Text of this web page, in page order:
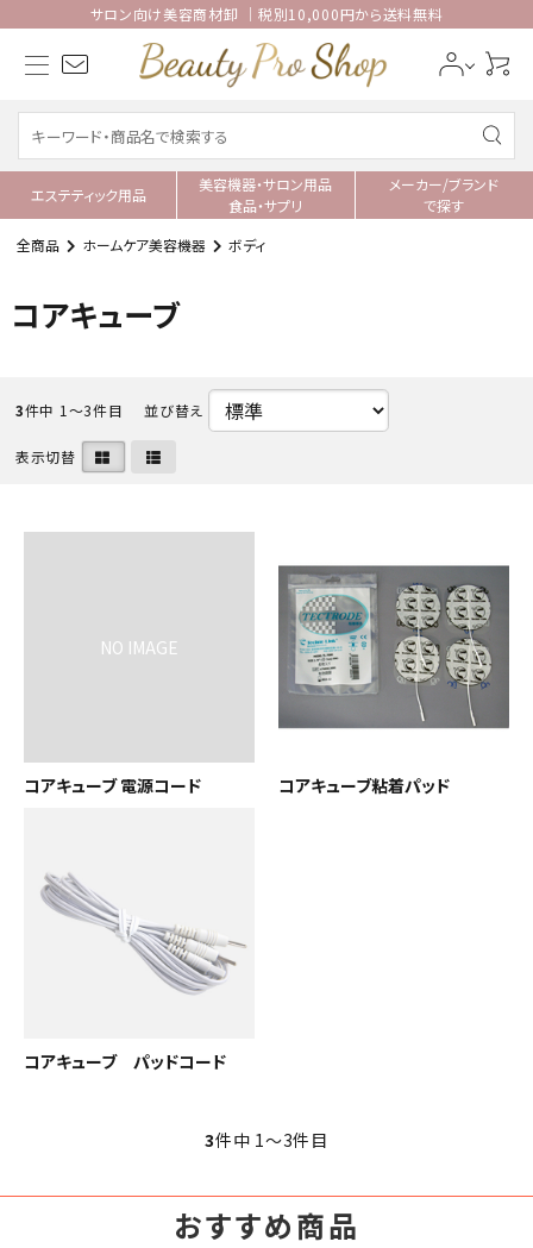
サロン向け美容商材卸 ｜税別10,000円から送料無料
エステティック用品
美容機器・サロン用品
食品・サプリ
メーカー/ブランド
で探す
会員登録
エステティック用品
美容機器・アイテム・サプリメント
メーカー・ブランドから探す
092-481-6557
全商品 ホームケア美容機器 ボディ
コアキューブ
3件中 1〜3件目 並び替え
表示切替
コアキューブ 電源コード コアキューブ粘着パッド
コアキューブ パッドコード
3件中 1〜3件目
おすすめ商品